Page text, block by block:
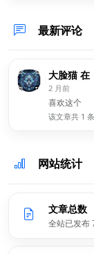
最新评论
大脸猫 在
2 月前
喜欢这个
该文章共 1
网站统计
文章总数
全站已发布